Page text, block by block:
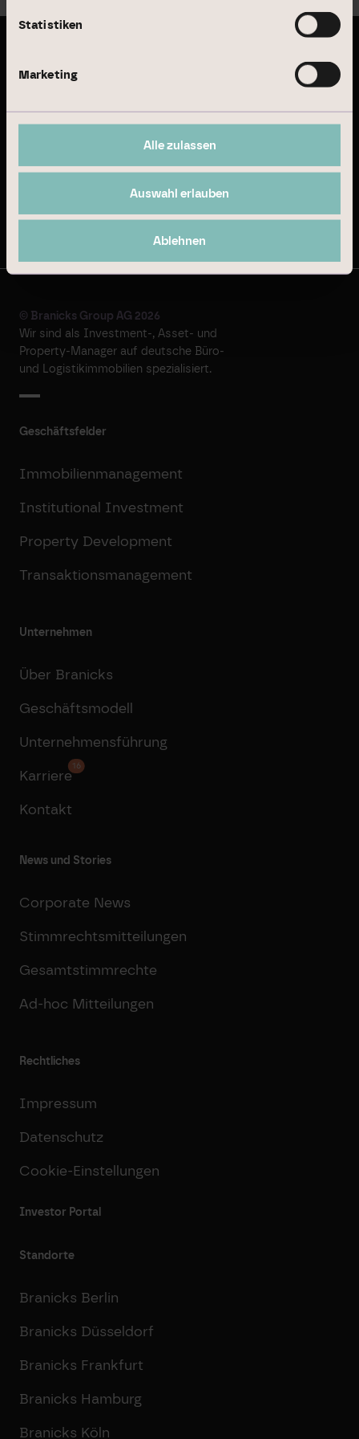
Statistiken
Marketing
Alle zulassen
Auswahl erlauben
Ablehnen
Geschäftsbericht 2024
Nachhaltigkeitsbericht 2024
Auf dem Laufenden bleiben
© Branicks Group AG 2026
Wir sind als ­Investment-, ­Asset- und
­Property-Manager auf deutsche ­Büro-
und Logistikimmobilien spezialisiert.
Geschäftsfelder
Immobilienmanagement
Institutional Investment
Property Development
Transaktionsmanagement
Unternehmen
Über Branicks
Geschäftsmodell
Unternehmensführung
Karriere
16
Kontakt
News und Stories
Corporate News
Stimmrechtsmitteilungen
Gesamtstimmrechte
Ad-hoc Mitteilungen
Rechtliches
Impressum
Datenschutz
Cookie-Einstellungen
Investor Portal
Standorte
Branicks Berlin
Branicks Düsseldorf
Branicks Frankfurt
Branicks Hamburg
Branicks Köln